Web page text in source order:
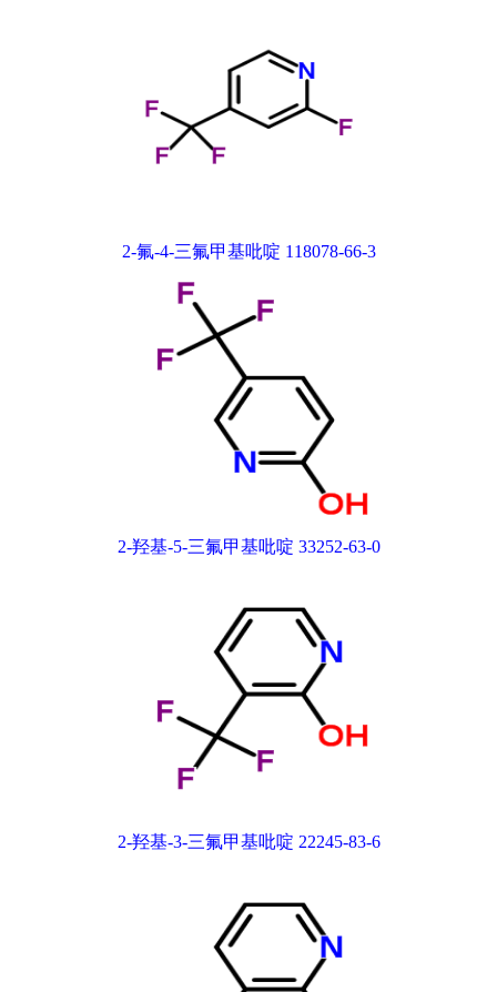
2-氟-4-三氟甲基吡啶 118078-66-3
2-羟基-5-三氟甲基吡啶 33252-63-0
2-羟基-3-三氟甲基吡啶 22245-83-6